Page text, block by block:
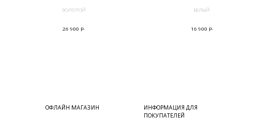
ЗОЛОТОЙ
26 900 р.
БЕЛЫЙ
16 900 р.
ОФЛАЙН МАГАЗИН
ИНФОРМАЦИЯ ДЛЯ
ПОКУПАТЕЛЕЙ